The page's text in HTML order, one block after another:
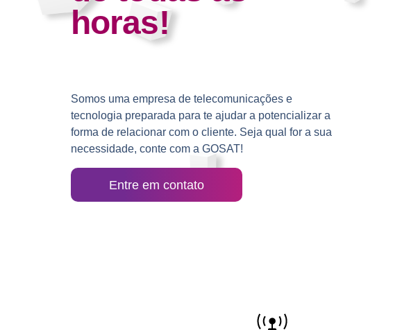
horas!
Somos uma empresa de telecomunicações e
tecnologia preparada para te ajudar a potencializar a
forma de relacionar com o cliente. Seja qual for a sua
necessidade, conte com a GOSAT!
Entre em contato